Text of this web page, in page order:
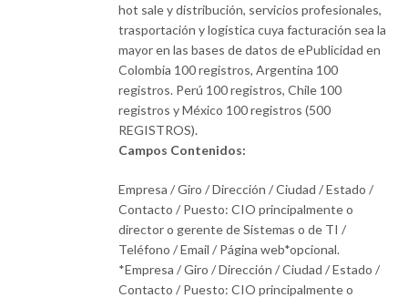
hot sale y distribución, servicios profesionales,
trasportación y logística cuya facturación sea la
mayor en las bases de datos de ePublicidad en
Colombia 100 registros, Argentina 100
registros. Perú 100 registros, Chile 100
registros y México 100 registros (500
REGISTROS).
Campos Contenidos:
Empresa / Giro / Dirección / Ciudad / Estado /
Contacto / Puesto: CIO principalmente o
director o gerente de Sistemas o de TI /
Teléfono / Email / Página web*opcional.
*Empresa / Giro / Dirección / Ciudad / Estado /
Contacto / Puesto: CIO principalmente o